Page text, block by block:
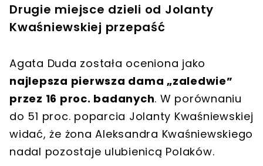
Drugie miejsce dzieli od Jolanty
Kwaśniewskiej przepaść
Agata Duda została oceniona jako
najlepsza pierwsza dama „zaledwie”
przez 16 proc. badanych. W porównaniu
do 51 proc. poparcia Jolanty Kwaśniewskiej
widać, że żona Aleksandra Kwaśniewskiego
nadal pozostaje ulubienicą Polaków.